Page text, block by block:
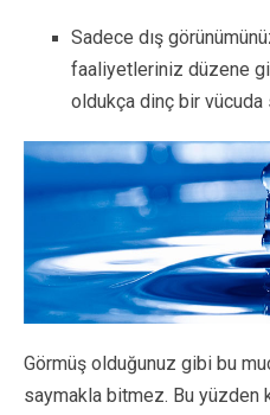
Sadece dış
faaliyetleriniz düzene
oldukça dinç bir vücuda
Görmüş olduğunuz gibi bu
saymakla bitmez. Bu yüzden